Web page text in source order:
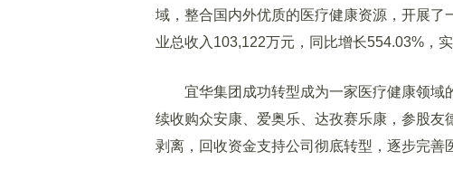
域，整合国内外优质的医疗健康资源，开展
业总收入103,122万元，同比增长554.03%，
宜华集团成功转型成为一家医疗健康领域
续收购众安康、爱奥乐、达孜赛乐康，参股
剥离，回收资金支持公司彻底转型，逐步完善